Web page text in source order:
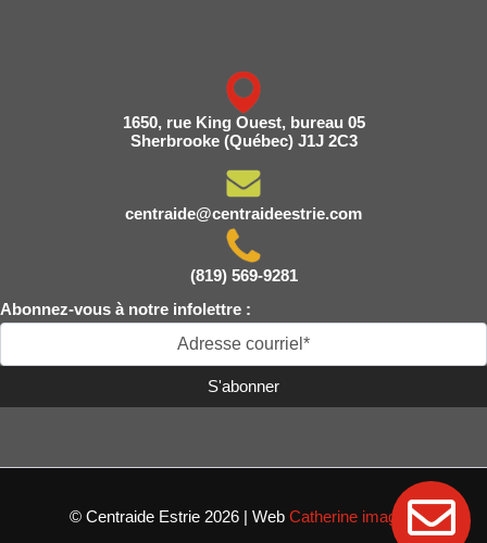
1650, rue King Ouest, bureau 05
Sherbrooke (Québec) J1J 2C3
centraide@centraideestrie.com
(819) 569-9281
Abonnez-vous à notre infolettre :
© Centraide Estrie 2026 | Web Catherine imagine